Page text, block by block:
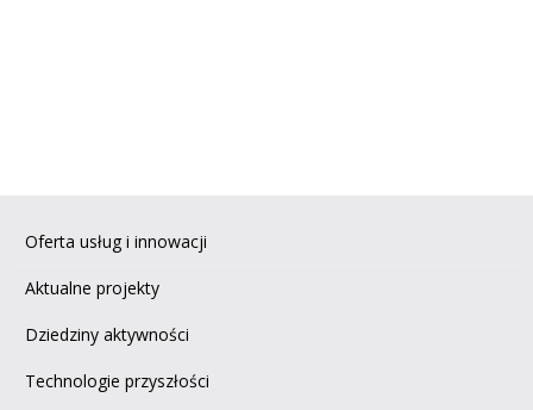
Oferta usług i innowacji
Aktualne projekty
Dziedziny aktywności
Technologie przyszłości